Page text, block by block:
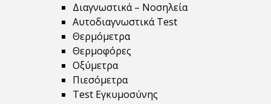
Διαγνωστικά – Νοσηλεία
Αυτοδιαγνωστικά Test
Θερμόμετρα
Θερμοφόρες
Οξύμετρα
Πιεσόμετρα
Test Εγκυμοσύνης